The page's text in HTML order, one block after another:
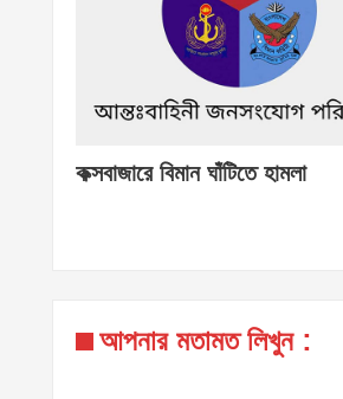
কক্সবাজারে বিমান ঘাঁটিতে হামলা
আপনার মতামত লিখুন :